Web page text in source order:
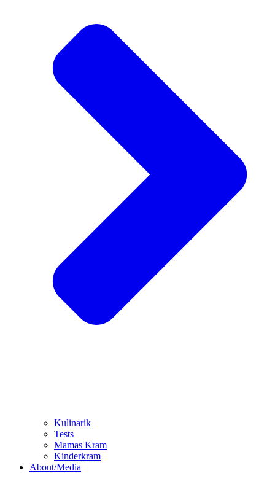
Kulinarik
Tests
Mamas Kram
Kinderkram
About/Media